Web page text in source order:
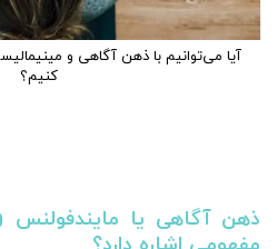
آیا می‌توانیم با ذهن ‌آگاهی و
کنیم؟
ذهن آگاهی یا مایندفولنس